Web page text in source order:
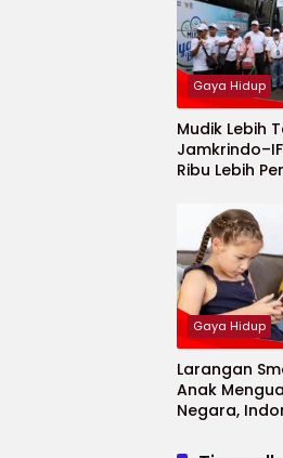
Gaya Hidup
Mudik Lebih
Ribu Lebih
Gaya Hidup
Larangan
Anak
Negara,